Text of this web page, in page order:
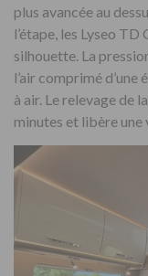
plus avancée au
l’étape, les Lyseo
silhouette. La
l’air comprimé
à air. Le relevage de
minutes et libère une